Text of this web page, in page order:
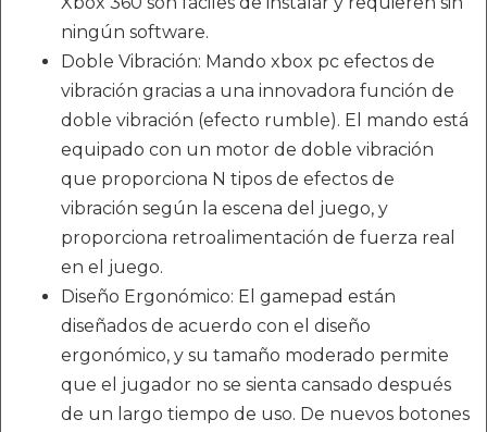
ningún software.
Doble Vibración: Mando xbox pc efectos de
vibración gracias a una innovadora función de
doble vibración (efecto rumble). El mando está
equipado con un motor de doble vibración
que proporciona N tipos de efectos de
vibración según la escena del juego, y
proporciona retroalimentación de fuerza real
en el juego.
Diseño Ergonómico: El gamepad están
diseñados de acuerdo con el diseño
ergonómico, y su tamaño moderado permite
que el jugador no se sienta cansado después
de un largo tiempo de uso. De nuevos botones